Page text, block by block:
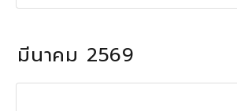
มีนาคม 2569